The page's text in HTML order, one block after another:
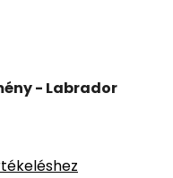
- Labrador